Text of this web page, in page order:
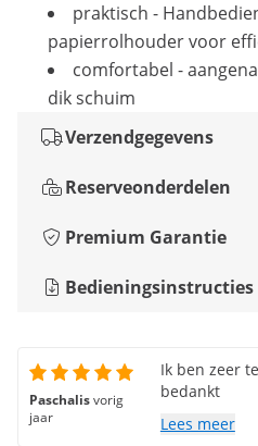
praktisch -
papierrolhouder voor
comfortabel -
dik schuim
Verzendgegevens
Reserveonderdelen
Premium Garantie
Bedieningsinstructies
Paschalisvorig
jaar
Ik ben zeer
bedankt
Lees meer